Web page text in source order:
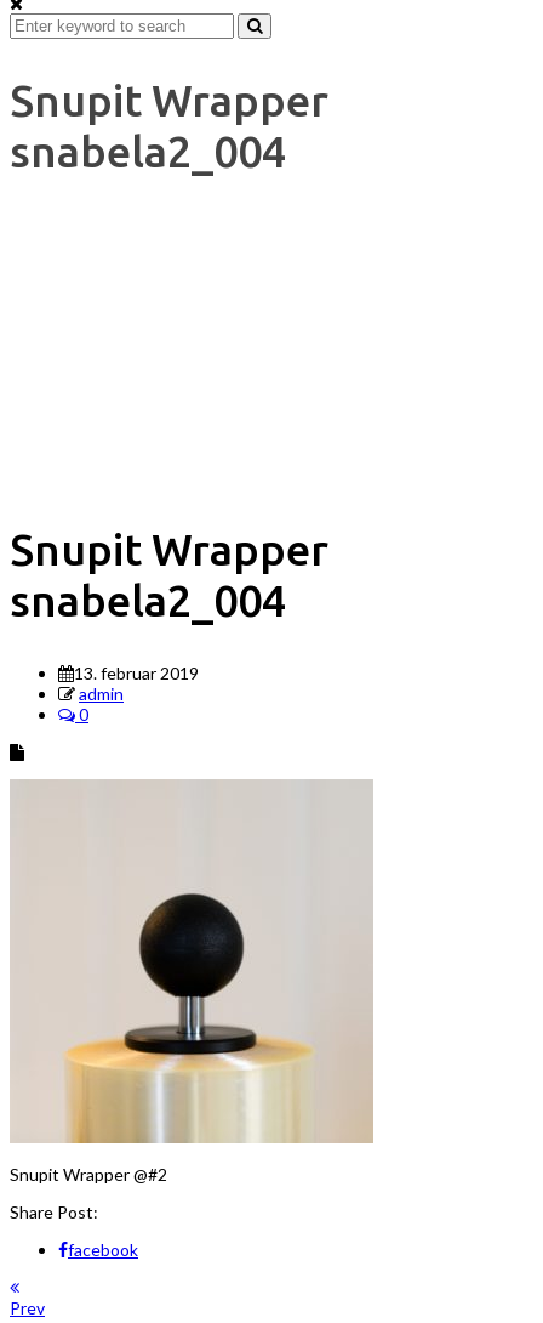
Snupit Wrapper
snabela2_004
Snupit Wrapper
snabela2_004
13. februar 2019
admin
0
Snupit Wrapper @#2
Share Post:
facebook
Prev